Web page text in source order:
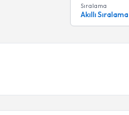
Sıralama
Akıllı Sıralama